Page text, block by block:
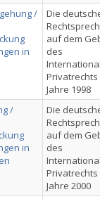
/
in
Die
auf dem
des
Privatrechts
Jahre 1998
/
in
Die
auf dem
des
Privatrechts
Jahre 2000